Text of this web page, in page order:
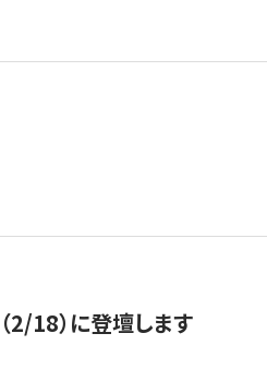
2/18）に登壇します